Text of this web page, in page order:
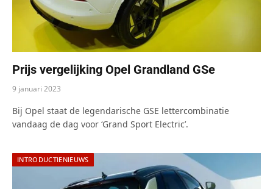
Prijs vergelijking Opel Grandland GSe
9 januari 2023
Bij Opel staat de legendarische GSE lettercombinatie
vandaag de dag voor ‘Grand Sport Electric’.
INTRODUCTIENIEUWS